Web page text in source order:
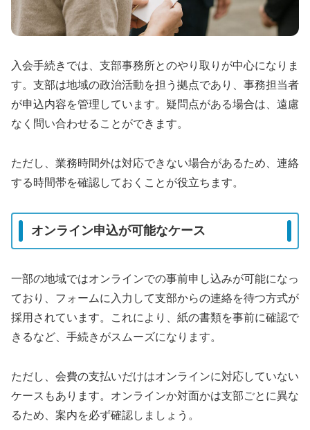
入会手続きでは、支部事務所とのやり取りが中心になりま
す。支部は地域の政治活動を担う拠点であり、事務担当者
が申込内容を管理しています。疑問点がある場合は、遠慮
なく問い合わせることができます。
ただし、業務時間外は対応できない場合があるため、連絡
する時間帯を確認しておくことが役立ちます。
オンライン申込が可能なケース
一部の地域ではオンラインでの事前申し込みが可能になっ
ており、フォームに入力して支部からの連絡を待つ方式が
採用されています。これにより、紙の書類を事前に確認で
きるなど、手続きがスムーズになります。
ただし、会費の支払いだけはオンラインに対応していない
ケースもあります。オンラインか対面かは支部ごとに異な
るため、案内を必ず確認しましょう。